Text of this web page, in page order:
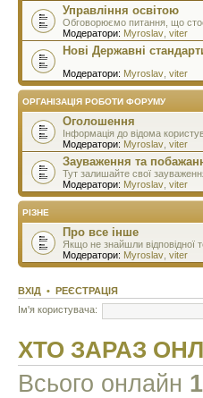
Управління освітою
Обговорюємо питання, що
Модератори: Myroslav viter
Нові Державні
Модератори: Myroslav viter
ОРГАНІЗАЦІЯ РОБОТИ ФОРУМУ
Оголошення
Інформація до відома
Модератори: Myroslav viter
Зауваження та
Тут залишайте свої
Модератори: Myroslav viter
РІЗНЕ
Про все інше
Якщо не знайшли
Модератори: Myroslav viter
ВХІД • РЕЄСТРАЦІЯ
Ім'я користувача:
ХТО ЗАРАЗ
Всього онлайн 1